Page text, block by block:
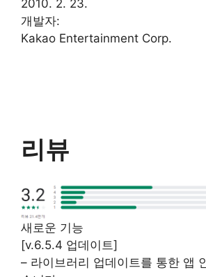
2010. 2. 23.
개발자:
Kakao Entertainment Corp.
리뷰
새로운 기능
[v.6.5.4 업데이트]
– 라이브러리 업데이트를 통한 앱